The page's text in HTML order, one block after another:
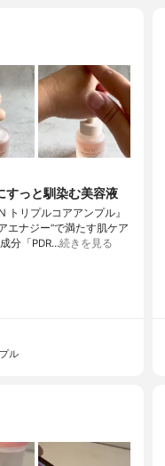
すっと馴染む美容液
トリプルコアアンプル』
エナジー”で満たす肌ケア
分「PDR…続きを見る
ル